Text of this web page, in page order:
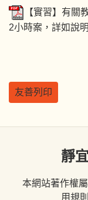
【實習】有關
2小時案，詳如說
友善列印
靜
本網站著作權
用規